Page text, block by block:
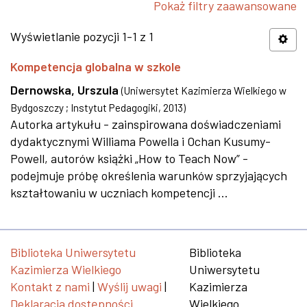
Pokaż filtry zaawansowane
Wyświetlanie pozycji 1-1 z 1
Kompetencja globalna w szkole
Dernowska, Urszula (Uniwersytet Kazimierza Wielkiego w
Bydgoszczy ; Instytut Pedagogiki, 2013)
Autorka artykułu - zainspirowana doświadczeniami
dydaktycznymi Williama Powella i Ochan Kusumy-
Powell, autorów książki „How to Teach Now” -
podejmuje próbę określenia warunków sprzyjających
kształtowaniu w uczniach kompetencji ...
Biblioteka Uniwersytetu
Kazimierza Wielkiego
Kontakt z nami | Wyślij uwagi |
Deklaracja dostępności
Biblioteka
Uniwersytetu
Kazimierza
Wielkiego